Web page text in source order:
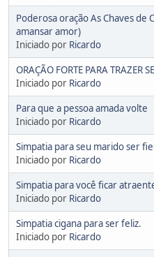
Poderosa oração As Chaves de
amansar amor)
Iniciado por Ricardo
ORAÇÃO FORTE PARA TRAZER
Iniciado por Ricardo
Para que a pessoa amada volte
Iniciado por Ricardo
Simpatia para seu marido ser
Iniciado por Ricardo
Simpatia para você ficar
Iniciado por Ricardo
Simpatia cigana para ser feliz.
Iniciado por Ricardo